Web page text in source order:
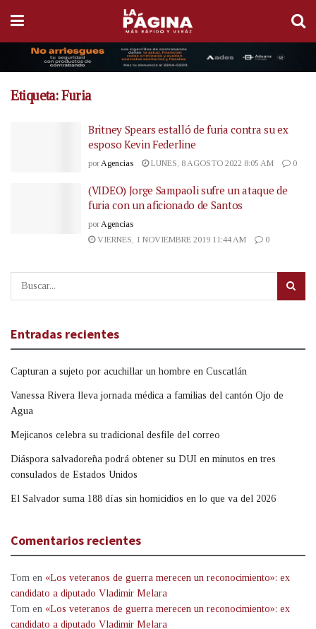
Etiqueta:Furia
Britney Spears estalló de furia contra su ex
esposo Kevin Federline
por Agencias LUNES, 8 AGOSTO 2022 8:05 AM 0
(VIDEO) Jorge Sampaoli sufre un ataque de
furia con un aficionado de Santos
porAgencias
VIERNES, 1 NOVIEMBRE 2019 11:44 AM
0
Entradas recientes
Capturan a sujeto por acuchillar un hombre en Cuscatlán
Vanessa Rivera lleva jornada médica a familias del cantón Ojo de
Agua
Mejicanos celebra su tradicional desfile del correo
Diáspora salvadoreña podrá obtener su DUI en minutos en tres
consulados de Estados Unidos
El Salvador suma 188 días sin homicidios en lo que va del 2026
Comentarios recientes
Tom en «Los veteranos de guerra merecen un reconocimiento»: ex
candidato a diputado Vladimir Melara
Tom en «Los veteranos de guerra merecen un reconocimiento»: ex
candidato a diputado Vladimir Melara